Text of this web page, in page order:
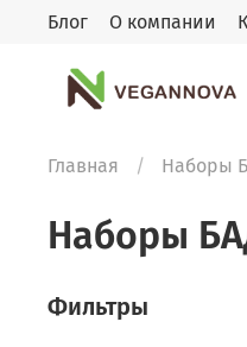
Блог О компании
Главная Наборы
Наборы
Фильтры